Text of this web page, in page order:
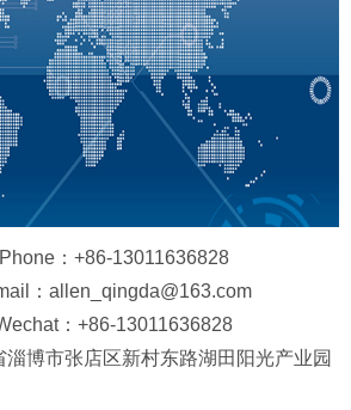
：+86-13011636828
：allen_qingda@163.com
：+86-13011636828
博市张店区新村东路湖田阳光产业园